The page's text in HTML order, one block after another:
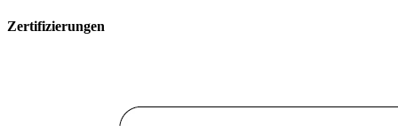
Zertifizierungen